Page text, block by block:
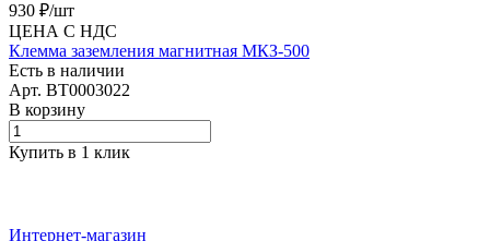
930 ₽/шт
ЦЕНА С НДС
Клемма заземления магнитная МКЗ-500
Есть в наличии
Арт. BT0003022
В корзину
Купить в 1 клик
Интернет-магазин